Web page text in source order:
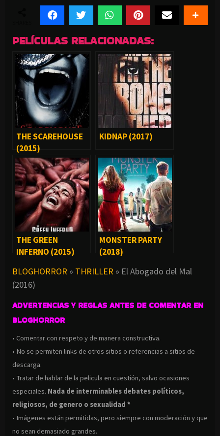
PELÍCULAS RELACIONADAS:
THE SCAREHOUSE
(2015)
KIDNAP (2017)
THE GREEN
INFERNO (2015)
MONSTER PARTY
(2018)
BLOGHORROR » THRILLER » El Abogado del Mal
(2016)
ADVERTENCIAS Y REGLAS ANTES DE COMENTAR EN
BLOGHORROR
• Comentar con respeto y de manera constructiva.
• No se permiten links de otros sitios o referencias a sitios de
descarga.
• Tratar de hablar de la pelicula en cuestión, salvo ocasiones
especiales. Nada de interminables debates políticos,
religiosos, de genero o sexualidad *
• Imágenes están permitidas, pero siempre con moderación y que
no sean demasiado grandes.